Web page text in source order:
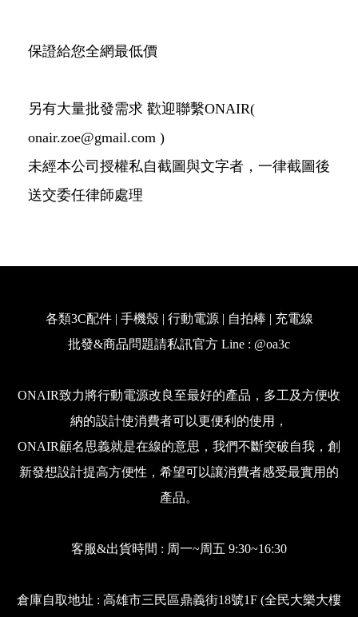
保證給您全網最低價
另有大量批發需求 歡迎聯繫ONAIR(
onair.zoe@gmail.com )
未經本公司授權私自截圖與文字者，一律截圖後
送交委任律師處理
各類3C配件 | 手機殼 | 行動電源 | 自拍棒 | 充電線
批發&商品問題請私訊官方 Line : @oa3c
ONAIR致力將行動電源改良至最好的產品，多工及方便收
納的設計使消費者可以更便利的使用，
ONAIR顧名思義就是在線的意思，我們不斷突破自我，創
新發想設計提高方便性，希望可以讓消費者感受最實用的
產品。
客服&出貨時間 : 周一~周五 9:30~16:30
倉庫自取地址 : 高雄市三民區鼎義街18號1F (全民大樂大樓